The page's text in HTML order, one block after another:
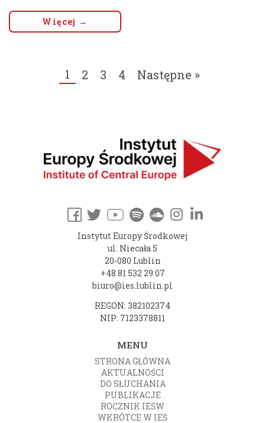
Więcej →
1 2 3 4 Następne »
Instytut Europy Środkowej
ul. Niecała 5
20-080 Lublin
+48 81 532 29 07
biuro@ies.lublin.pl
REGON: 382102374
NIP: 7123378811
MENU
STRONA GŁÓWNA
AKTUALNOŚCI
DO SŁUCHANIA
PUBLIKACJE
ROCZNIK IEŚW
WKRÓTCE W IEŚ